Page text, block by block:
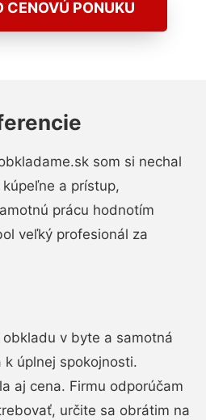
CENOVÚ PONUKU
som si nechal
a prístup,
prácu hodnotím
veľký profesionál za
v byte a samotná
úplnej spokojnosti.
aj cena. Firmu odporúčam
určite sa obrátim na